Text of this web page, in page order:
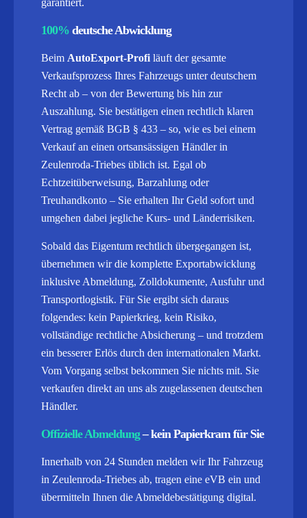
garantiert.
100% deutsche Abwicklung
Beim AutoExport-Profi läuft der gesamte
Verkaufsprozess Ihres Fahrzeugs unter deutschem
Recht ab – von der Bewertung bis hin zur
Auszahlung. Sie bestätigen einen rechtlich klaren
Vertrag gemäß BGB § 433 – so, wie es bei einem
Verkauf an einen ortsansässigen Händler in
Zeulenroda-Triebes üblich ist. Egal ob
Echtzeitüberweisung, Barzahlung oder
Treuhandkonto – Sie erhalten Ihr Geld sofort und
umgehen dabei jegliche Kurs- und Länderrisiken.
Sobald das Eigentum rechtlich übergegangen ist,
übernehmen wir die komplette Exportabwicklung
inklusive Abmeldung, Zolldokumente, Ausfuhr und
Transportlogistik. Für Sie ergibt sich daraus
folgendes: kein Papierkrieg, kein Risiko,
vollständige rechtliche Absicherung – und trotzdem
ein besserer Erlös durch den internationalen Markt.
Vom Vorgang selbst bekommen Sie nichts mit. Sie
verkaufen direkt an uns als zugelassenen deutschen
Händler.
Offizielle Abmeldung– kein Papierkram für Sie
Innerhalb von 24 Stunden melden wir Ihr Fahrzeug
in Zeulenroda-Triebes ab, tragen eine eVB ein und
übermitteln Ihnen die Abmeldebestätigung digital.